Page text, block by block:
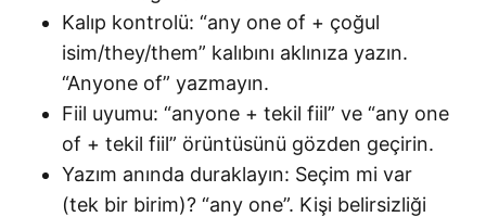
Kalıp kontrolü: “any one of + çoğul
isim/they/them” kalıbını aklınıza yazın.
“Anyone of” yazmayın.
Fiil uyumu: “anyone + tekil fiil” ve “any one
of + tekil fiil” örüntüsünü gözden geçirin.
Yazım anında duraklayın: Seçim mi var
(tek bir birim)? “any one”. Kişi belirsizliği